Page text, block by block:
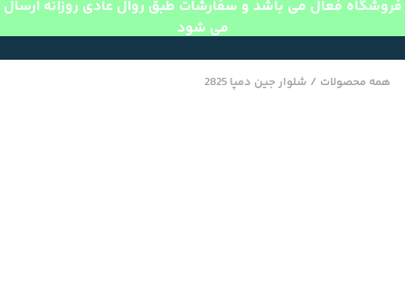
فروشگاه فعال می باشد و سفارشات طبق روال عادی روزانه ارسال
می شود
همه محصولات / شلوار جین دمپا 2825